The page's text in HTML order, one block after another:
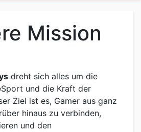
Mission
dreht sich alles um die
und die Kraft der
Ziel ist es, Gamer aus ganz
hinaus zu verbinden,
und den